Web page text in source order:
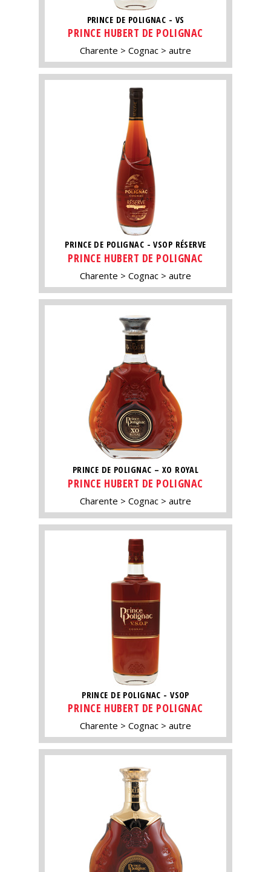
PRINCE DE POLIGNAC - VS
PRINCE HUBERT DE POLIGNAC
Charente Cognac autre
PRINCE DE POLIGNAC - VSOP RÉSERVE
PRINCE HUBERT DE POLIGNAC
Charente Cognac autre
PRINCE DE POLIGNAC – XO ROYAL
PRINCE HUBERT DE POLIGNAC
Charente Cognac autre
PRINCE DE POLIGNAC - VSOP
PRINCE HUBERT DE POLIGNAC
Charente Cognac autre